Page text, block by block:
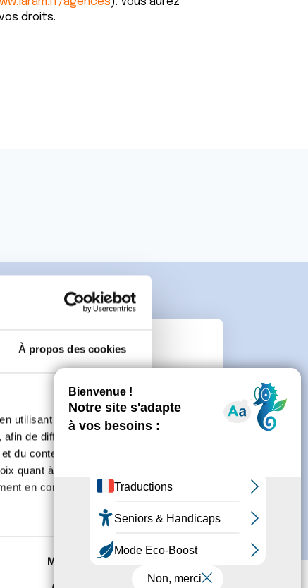
À propos des cookies
utilisant des
de diffuser des
du contenu, ainsi que de
quant à l'utilisation de
en consultant la
plusieurs mètres près
Marketing
droits.
ou de créer un compte.